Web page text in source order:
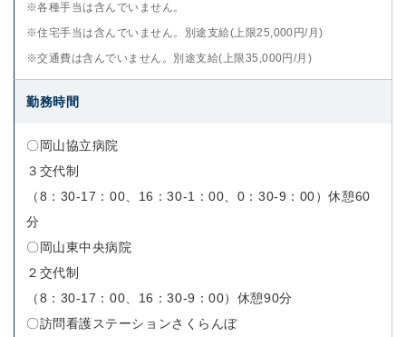
※各種手当は含んでいません。
※住宅手当は含んでいません。別途支給(上限25,000円/月)
※交通費は含んでいません。別途支給(上限35,000円/月)
勤務時間
〇岡山協立病院
３交代制
（8：30-17：00、16：30-1：00、0：30-9：00）休憩60
分
〇岡山東中央病院
２交代制
（8：30-17：00、16：30-9：00）休憩90分
〇訪問看護ステーションさくらんぼ